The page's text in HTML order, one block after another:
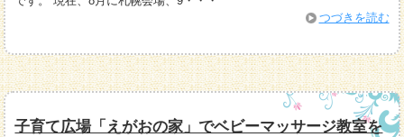
つづきを読む
子育て広場「えがおの家」でベビーマッサージ教室を